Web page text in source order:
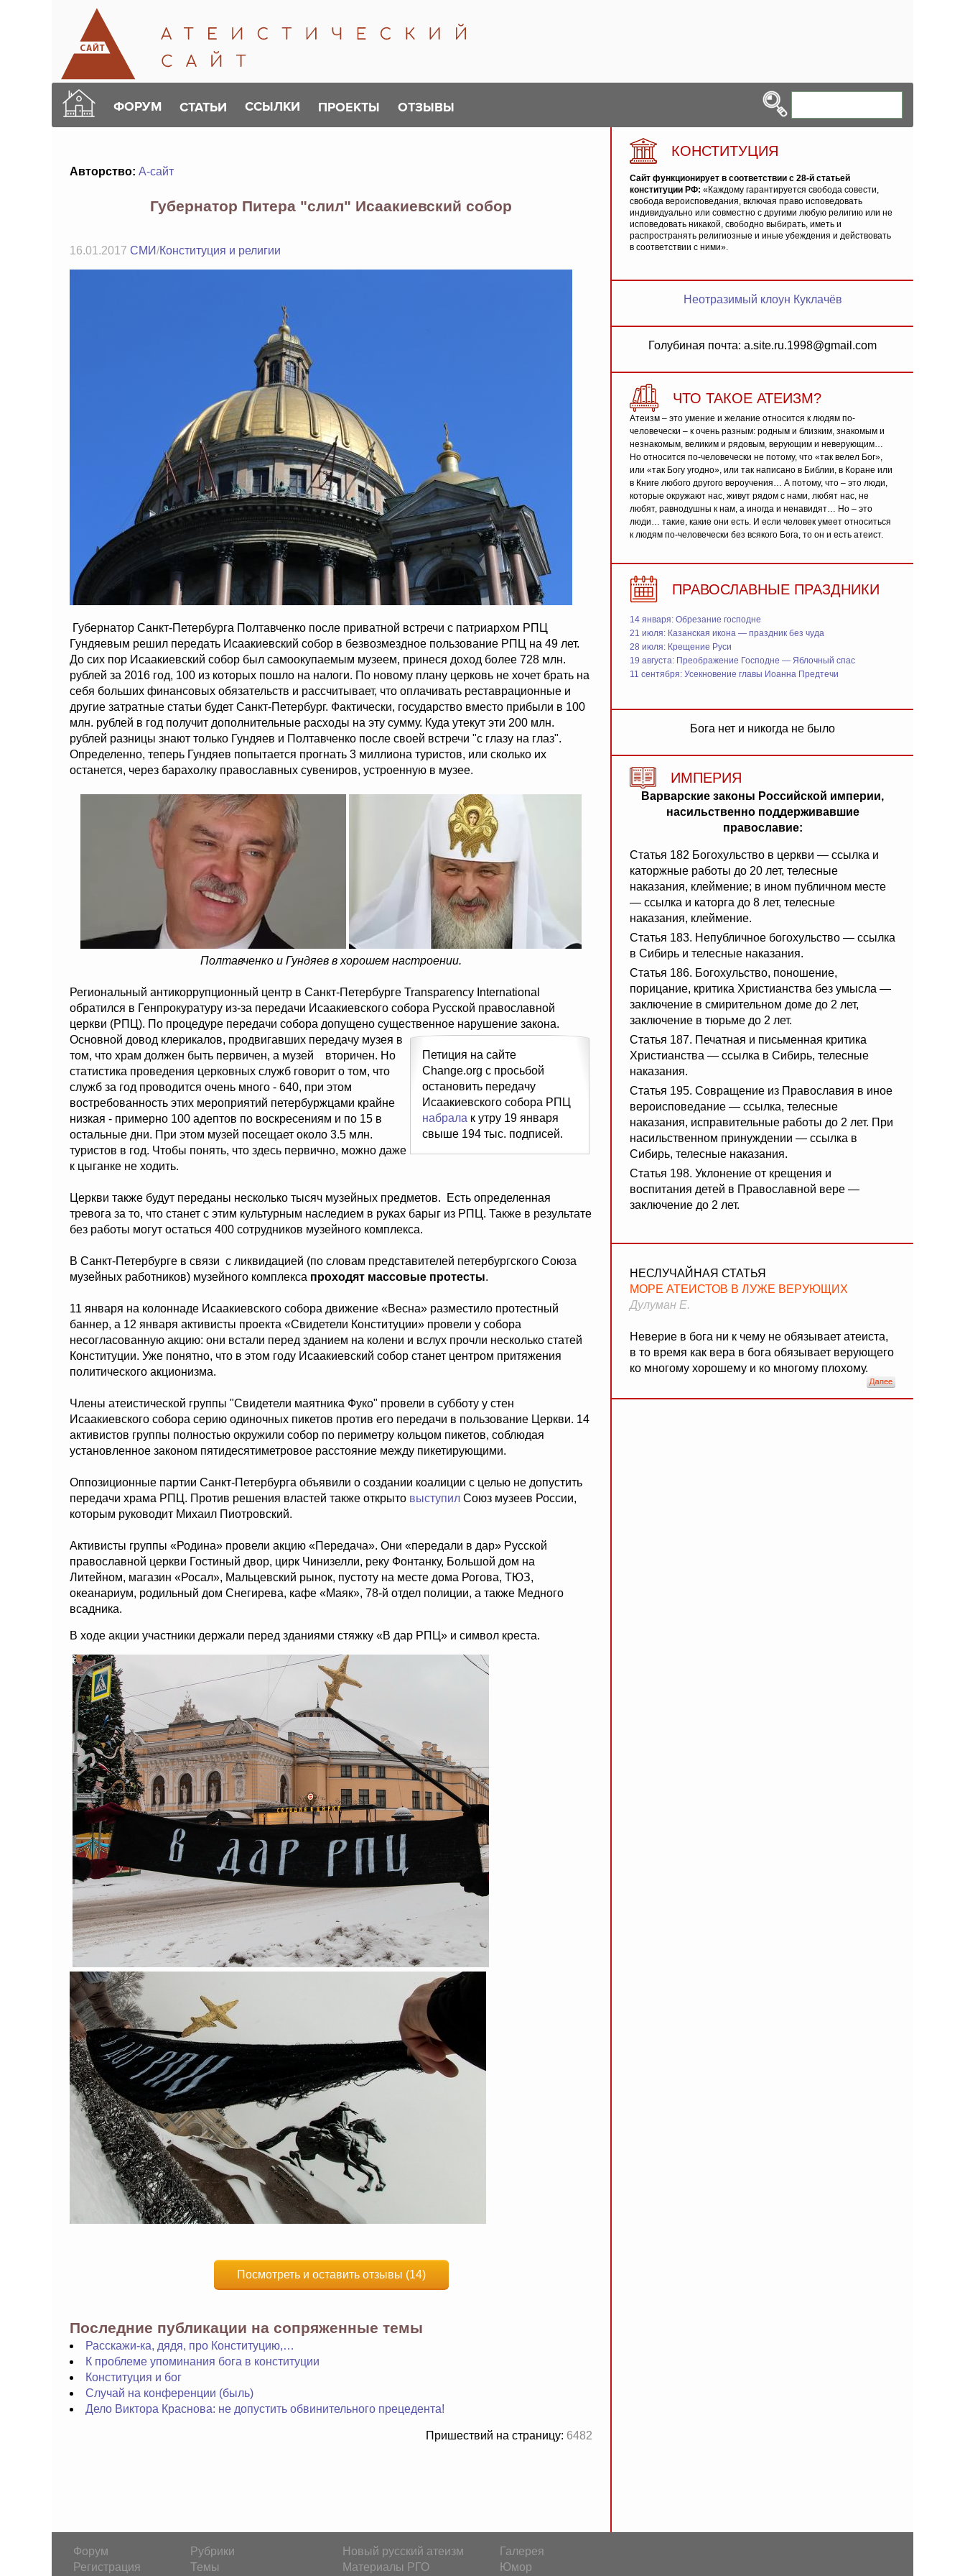
ФОРУМ СТАТЬИ ССЫЛКИ ПРОЕКТЫ ОТЗЫВЫ
Авторство: А-сайт
Губернатор Питера "слил" Исаакиевский собор
16.01.2017 СМИ/Конституция и религии
Губернатор Санкт-Петербурга Полтавченко после приватной встречи с патриархом РПЦ
Гундяевым решил передать Исаакиевский собор в безвозмездное пользование РПЦ на 49 лет.
До сих пор Исаакиевский собор был самоокупаемым музеем, принеся доход более 728 млн.
рублей за 2016 год, 100 из которых пошло на налоги. По новому плану церковь не хочет брать на
себя больших финансовых обязательств и рассчитывает, что оплачивать реставрационные и
другие затратные статьи будет Санкт-Петербург. Фактически, государство вместо прибыли в 100
млн. рублей в год получит дополнительные расходы на эту сумму. Куда утекут эти 200 млн.
рублей разницы знают только Гундяев и Полтавченко после своей встречи "с глазу на глаз".
Определенно, теперь Гундяев попытается прогнать 3 миллиона туристов, или сколько их
останется, через барахолку православных сувениров, устроенную в музее.
Полтавченко и Гундяев в хорошем настроении.
Региональный антикоррупционный центр в Санкт-Петербурге Transparency International
обратился в Генпрокуратуру из-за передачи Исаакиевского собора Русской православной
церкви (РПЦ). По процедуре передачи собора допущено существенное нарушение закона.
Петиция на сайте
Change.org с просьбой
остановить передачу
Исаакиевского собора РПЦ
набрала к утру 19 января
свыше 194 тыс. подписей.
Основной довод клерикалов, продвигавших передачу музея в
том, что храм должен быть первичен, а музей вторичен. Но
статистика проведения церковных служб говорит о том, что
служб за год проводится очень много - 640, при этом
востребованность этих мероприятий петербуржцами крайне
низкая - примерно 100 адептов по воскресениям и по 15 в
остальные дни. При этом музей посещает около 3.5 млн.
туристов в год. Чтобы понять, что здесь первично, можно даже
к цыганке не ходить.
Церкви также будут переданы несколько тысяч музейных предметов. Есть определенная
тревога за то, что станет с этим культурным наследием в руках барыг из РПЦ. Также в результате
без работы могут остаться 400 сотрудников музейного комплекса.
В Санкт-Петербурге в связи с ликвидацией (по словам представителей петербургского Союза
музейных работников) музейного комплекса проходят массовые протесты.
11 января на колоннаде Исаакиевского собора движение «Весна» разместило протестный
баннер, а 12 января активисты проекта «Свидетели Конституции» провели у собора
несогласованную акцию: они встали перед зданием на колени и вслух прочли несколько статей
Конституции. Уже понятно, что в этом году Исаакиевский собор станет центром притяжения
политического акционизма.
Члены атеистической группы "Свидетели маятника Фуко" провели в субботу у стен
Исаакиевского собора серию одиночных пикетов против его передачи в пользование Церкви. 14
активистов группы полностью окружили собор по периметру кольцом пикетов, соблюдая
установленное законом пятидесятиметровое расстояние между пикетирующими.
Оппозиционные партии Санкт-Петербурга объявили о создании коалиции с целью не допустить
передачи храма РПЦ. Против решения властей также открыто выступил Союз музеев России,
которым руководит Михаил Пиотровский.
Активисты группы «Родина» провели акцию «Передача». Они «передали в дар» Русской
православной церкви Гостиный двор, цирк Чинизелли, реку Фонтанку, Большой дом на
Литейном, магазин «Росал», Мальцевский рынок, пустоту на месте дома Рогова, ТЮЗ,
океанариум, родильный дом Снегирева, кафе «Маяк», 78-й отдел полиции, а также Медного
всадника.
В ходе акции участники держали перед зданиями стяжку «В дар РПЦ» и символ креста.
Посмотреть и оставить отзывы (14)
Последние публикации на сопряженные темы
Расскажи-ка, дядя, про Конституцию,…
К проблеме упоминания бога в конституции
Конституция и бог
Случай на конференции (быль)
Дело Виктора Краснова: не допустить обвинительного прецедента!
Пришествий на страницу: 6482
КОНСТИТУЦИЯ
Сайт функционирует в соответствии с 28-й статьей
конституции РФ: «Каждому гарантируется свобода совести,
свобода вероисповедания, включая право исповедовать
индивидуально или совместно с другими любую религию или не
исповедовать никакой, свободно выбирать, иметь и
распространять религиозные и иные убеждения и действовать
в соответствии с ними».
Неотразимый клоун Куклачёв
Голубиная почта: a.site.ru.1998@gmail.com
ЧТО ТАКОЕ АТЕИЗМ?
Атеизм – это умение и желание относится к людям по-
человечески – к очень разным: родным и близким, знакомым и
незнакомым, великим и рядовым, верующим и неверующим…
Но относится по-человечески не потому, что «так велел Бог»,
или «так Богу угодно», или так написано в Библии, в Коране или
в Книге любого другого вероучения… А потому, что – это люди,
которые окружают нас, живут рядом с нами, любят нас, не
любят, равнодушны к нам, а иногда и ненавидят… Но – это
люди… такие, какие они есть. И если человек умеет относиться
к людям по-человечески без всякого Бога, то он и есть атеист.
ПРАВОСЛАВНЫЕ ПРАЗДНИКИ
14 января: Обрезание господне
21 июля: Казанская икона — праздник без чуда
28 июля: Крещение Руси
19 августа: Преображение Господне — Яблочный спас
11 сентября: Усекновение главы Иоанна Предтечи
Бога нет и никогда не было
ИМПЕРИЯ
Варварские законы Российской империи,
насильственно поддерживавшие
православие:
Статья 182 Богохульство в церкви — ссылка и
каторжные работы до 20 лет, телесные
наказания, клеймение; в ином публичном месте
— ссылка и каторга до 8 лет, телесные
наказания, клеймение.
Статья 183. Непубличное богохульство — ссылка
в Сибирь и телесные наказания.
Статья 186. Богохульство, поношение,
порицание, критика Христианства без умысла —
заключение в смирительном доме до 2 лет,
заключение в тюрьме до 2 лет.
Статья 187. Печатная и письменная критика
Христианства — ссылка в Сибирь, телесные
наказания.
Статья 195. Совращение из Православия в иное
вероисповедание — ссылка, телесные
наказания, исправительные работы до 2 лет. При
насильственном принуждении — ссылка в
Сибирь, телесные наказания.
Статья 198. Уклонение от крещения и
воспитания детей в Православной вере —
заключение до 2 лет.
НЕСЛУЧАЙНАЯ СТАТЬЯ
МОРЕ АТЕИСТОВ В ЛУЖЕ ВЕРУЮЩИХ
Дулуман Е.
Неверие в бога ни к чему не обязывает атеиста,
в то время как вера в бога обязывает верующего
ко многому хорошему и ко многому плохому.
Форум
Регистрация
Рубрики
Темы
Новый русский атеизм
Материалы РГО
Галерея
Юмор